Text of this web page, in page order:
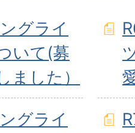
グライ
いて(募
ました）
グライ